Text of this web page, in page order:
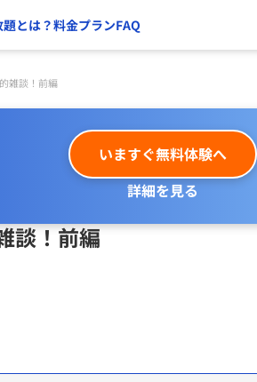
とは？料金プランFAQ
雑談！前編
いますぐ無料体験へ
詳細を見る
談！前編